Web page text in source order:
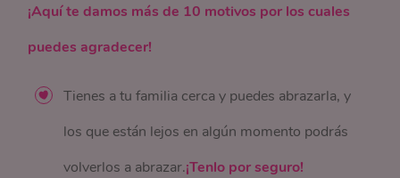
¡Aquí te damos más de 10 motivos por los cuales
puedes agradecer!
Tienes a tu familia cerca y puedes abrazarla, y
los que están lejos en algún momento podrás
volverlos a abrazar.¡Tenlo por seguro!